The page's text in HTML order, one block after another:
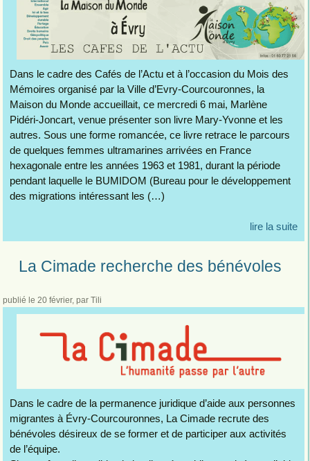
Dans le cadre des Cafés de l’Actu et à l’occasion du Mois des
Mémoires organisé par la Ville d’Evry-Courcouronnes, la
Maison du Monde accueillait, ce mercredi 6 mai, Marlène
Pidéri-Joncart, venue présenter son livre Mary-Yvonne et les
autres. Sous une forme romancée, ce livre retrace le parcours
de quelques femmes ultramarines arrivées en France
hexagonale entre les années 1963 et 1981, durant la période
pendant laquelle le BUMIDOM (Bureau pour le développement
des migrations intéressant les (…)
lire la suite
La Cimade recherche des bénévoles
publié le 20 février, par Tili
Dans le cadre de la permanence juridique d’aide aux personnes
migrantes à Évry-Courcouronnes, La Cimade recrute des
bénévoles désireux de se former et de participer aux activités
de l’équipe.